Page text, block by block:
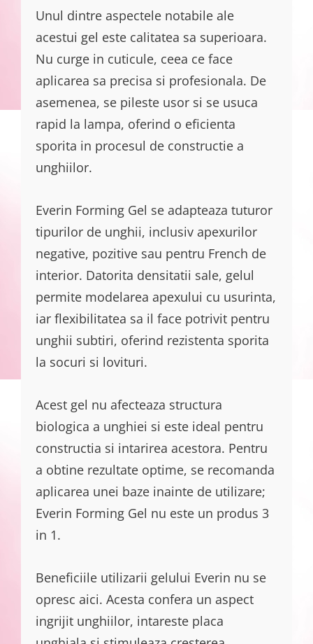
Unul dintre aspectele notabile ale
acestui gel este calitatea sa superioara.
Nu curge in cuticule, ceea ce face
aplicarea sa precisa si profesionala. De
asemenea, se pileste usor si se usuca
rapid la lampa, oferind o eficienta
sporita in procesul de constructie a
unghiilor.
Everin Forming Gel se adapteaza tuturor
tipurilor de unghii, inclusiv apexurilor
negative, pozitive sau pentru French de
interior. Datorita densitatii sale, gelul
permite modelarea apexului cu usurinta,
iar flexibilitatea sa il face potrivit pentru
unghii subtiri, oferind rezistenta sporita
la socuri si lovituri.
Acest gel nu afecteaza structura
biologica a unghiei si este ideal pentru
constructia si intarirea acestora. Pentru
a obtine rezultate optime, se recomanda
aplicarea unei baze inainte de utilizare;
Everin Forming Gel nu este un produs 3
in 1.
Beneficiile utilizarii gelului Everin nu se
opresc aici. Acesta confera un aspect
ingrijit unghiilor, intareste placa